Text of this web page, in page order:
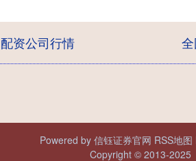
配资公司行情
Powered by 信钰证券官网 RSS地图
Copyright © 2013-2025